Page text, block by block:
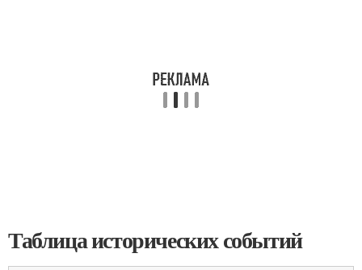
Таблица исторических событий